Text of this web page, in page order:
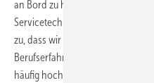
an Bord zu holen. Dies tun wir
Servicetechniker. Grundsätzlich
zu, dass wir bei Neueinstellungen
Berufserfahrung flexibler sein
häufig hochspezialisiert, die